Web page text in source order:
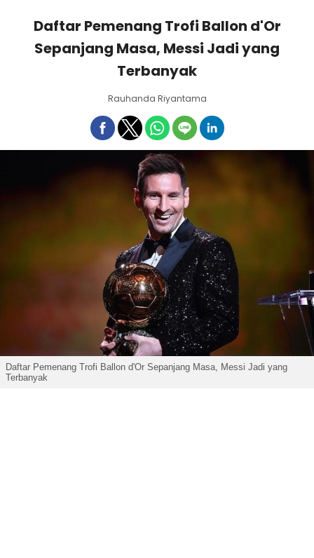
Daftar Pemenang Trofi Ballon d'Or
Sepanjang Masa, Messi Jadi yang
Terbanyak
Rauhanda Riyantama
Daftar Pemenang Trofi Ballon d'Or Sepanjang Masa, Messi Jadi yang
Terbanyak